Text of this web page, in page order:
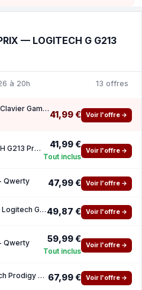
— LOGITECH G G213
à 20h 13 offres
Logitech G213 Prodigy, Clavier Gamer, Eclairage RGB LIGHTSYNC
41,99 € Voir l'offre →
Clavier gamer LOGITECH G213 Prodigy 41,99 €
Tout inclus
Voir l'offre →
Qwerty 47,99 € Voir l'offre →
Clavier gamer - Filaire - Logitech G - G213 Prodigy - AZERTY - USB - Black 49,87 € Voir l'offre →
Qwerty 59,99 €
Tout inclus
Voir l'offre →
Logitech Clavier Logitech Prodigy G213 AZERTY Français RGB rétroéclairé complet 67,99 € Voir l'offre →